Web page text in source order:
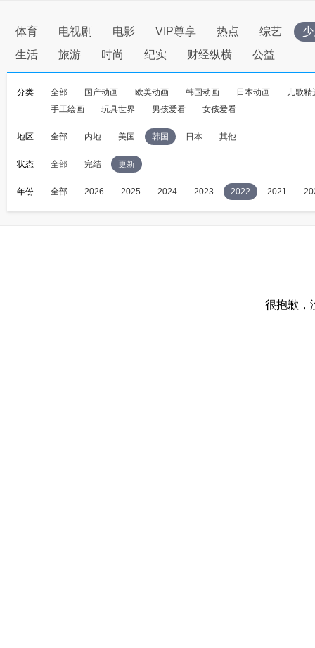
体育 电视剧 电影 VIP尊享 热点 综艺
生活
旅游 时尚 纪实 财经纵横 公益
分类 全部 国产动画 欧美动画 韩国动画 日本动画
儿歌精
手工绘画
玩具世界 男孩爱看 女孩爱看
地区 全部 内地 美国 韩国 日本 其他
状态 全部 完结 更新
年份 全部 2026 2025 2024 2023 2022 2021
很抱歉，